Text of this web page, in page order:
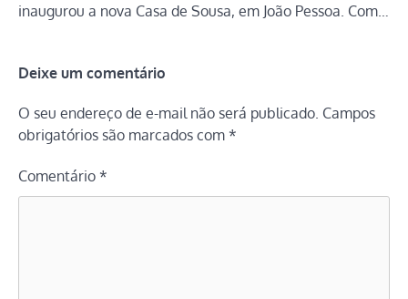
inaugurou a nova Casa de Sousa, em João Pessoa. Com…
Deixe um comentário
O seu endereço de e-mail não será publicado. Campos
obrigatórios são marcados com *
Comentário *